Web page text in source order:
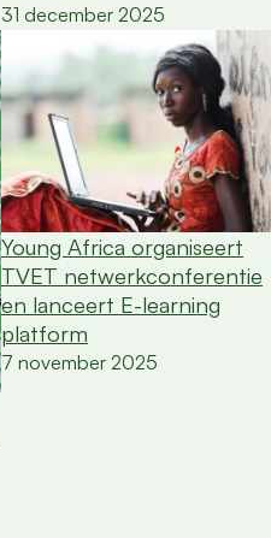
31 december 2025
Young Africa organiseert
TVET netwerkconferentie
en lanceert E-learning
platform
7 november 2025